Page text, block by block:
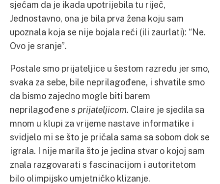
sjećam da je ikada upotrijebila tu riječ,
Jednostavno, ona je bila prva žena koju sam
upoznala koja se nije bojala reći (ili zaurlati): “Ne.
Ovo je sranje”.
Postale smo prijateljice u šestom razredu jer smo,
svaka za sebe, bile neprilagođene, i shvatile smo
da bismo zajedno mogle biti barem
neprilagođene s prijateljicom. Claire je sjedila sa
mnom u klupi za vrijeme nastave informatike i
svidjelo mi se što je pričala sama sa sobom dok se
igrala. I nije marila što je jedina stvar o kojoj sam
znala razgovarati s fascinacijom i autoritetom
bilo olimpijsko umjetničko klizanje.